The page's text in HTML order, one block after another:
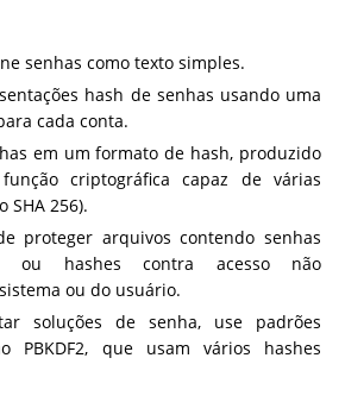
senhas como texto simples.
hash de senhas usando uma
cada conta.
em um formato de hash, produzido
criptográfica capaz de várias
SHA 256).
proteger arquivos contendo senhas
ou hashes contra acesso não
ou do usuário.
soluções de senha, use padrões
PBKDF2, que usam vários hashes